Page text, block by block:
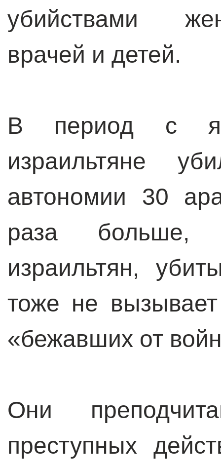
убийствами
врачей и детей.
В период с
израильтяне
автономии 30
раза
израильтян,
тоже не
«бежавших от
Они
преступных